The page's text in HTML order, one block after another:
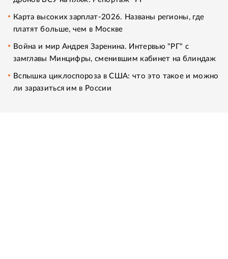
Карта высоких зарплат-2026. Названы регионы, где
платят больше, чем в Москве
Война и мир Андрея Заренина. Интервью "РГ" с
замглавы Минцифры, сменившим кабинет на блиндаж
Вспышка циклоспороза в США: что это такое и можно
ли заразиться им в России